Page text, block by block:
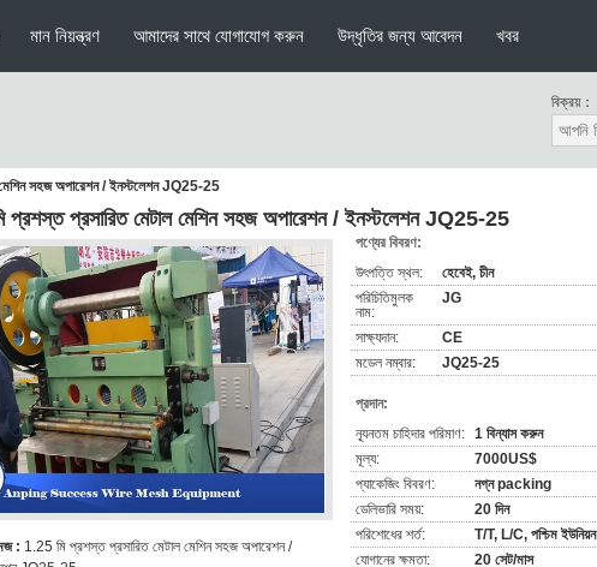
মান নিয়ন্ত্রণ আমাদের সাথে যোগাযোগ করুন উদ্ধৃতির জন্য আবেদন খবর
বিক্রয়：
সহজ অপারেশন / ইনস্টলেশন JQ25-25
প্রশস্ত প্রসারিত মেটাল মেশিন সহজ অপারেশন / ইনস্টলেশন JQ25-25
: 1.25 মি প্রশস্ত প্রসারিত মেটাল মেশিন সহজ অপারেশন /
পণ্যের বিবরণ:
উৎপত্তি স্থল:
হেবেই, চীন
পরিচিতিমুলক
নাম:
JG
সাক্ষ্যদান:
CE
মডেল নম্বার:
JQ25-25
প্রদান:
ন্যূনতম চাহিদার পরিমাণ: 1 বিন্যাস করুন
মূল্য:
7000US$
প্যাকেজিং বিবরণ:
নগ্ন packing
ডেলিভারি সময়:
20 দিন
পরিশোধের শর্ত:
T/T, L/C, পশ্চিম ইউনিয়ন
যোগানের ক্ষমতা:
20 সেট/মাস